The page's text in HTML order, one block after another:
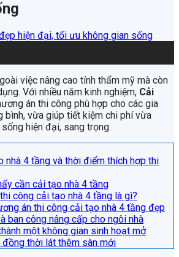
việc nâng cao tính thẩm mỹ mà còn
Với nhiều năm kinh nghiệm, Cải
án thi công phù hợp cho các gia
bình, vừa giúp tiết kiệm chi phí vừa
hiện đại, sang trọng.
nhà 4 tầng và thời điểm thích hợp thi
cần cải tạo nhà 4 tầng
công cải tạo nhà 4 tầng là gì?
án thi công cải tạo nhà 4 tầng đẹp
ban công nâng cấp cho ngôi nhà
một không gian sinh hoạt mở
đồng thời lát thêm sàn mới